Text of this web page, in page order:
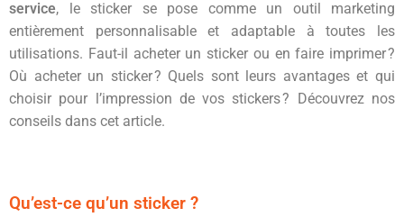
service, le sticker se pose comme un outil marketing
entièrement personnalisable et adaptable à toutes les
utilisations. Faut-il acheter un sticker ou en faire imprimer ?
Où acheter un sticker ? Quels sont leurs avantages et qui
choisir pour l’impression de vos stickers ? Découvrez nos
conseils dans cet article.
Qu’est-ce qu’un sticker ?